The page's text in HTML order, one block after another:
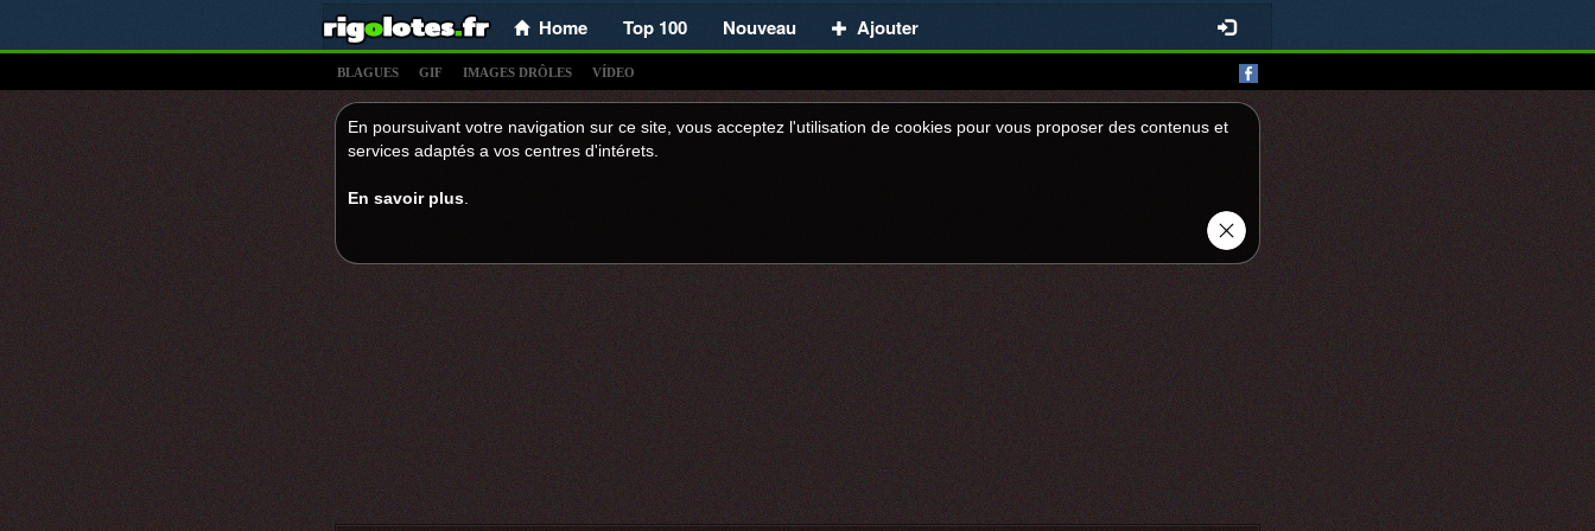
Home Top 100 Nouveau Ajouter
BLAGUES GIF IMAGES DRÔLES VÍDEO
En poursuivant votre navigation sur ce site, vous acceptez l'utilisation de cookies pour vous proposer des contenus et
services adaptés a vos centres d'intérets.
En savoir plus